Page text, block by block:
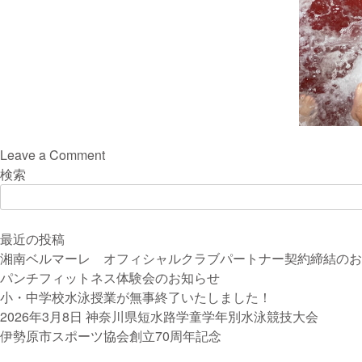
Leave a Commenton
原
立
比々
多
小
学
校
検索
最近の投稿
湘南ベルマーレ オフィシャルクラブパートナー契約締結の
パンチフィットネス体験会のお知らせ
小・中学校水泳授業が無事終了いたしました！
2026年3月8日 神奈川県短水路学童学年別水泳競技大会
伊勢原市スポーツ協会創立70周年記念